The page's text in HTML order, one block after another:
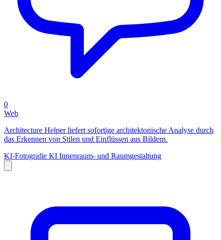
0
Web
Architecture Helper liefert sofortige architektonische Analyse durch
das Erkennen von Stilen und Einflüssen aus Bildern.
KI-Fotografie KI Innenraum- und Raumgestaltung